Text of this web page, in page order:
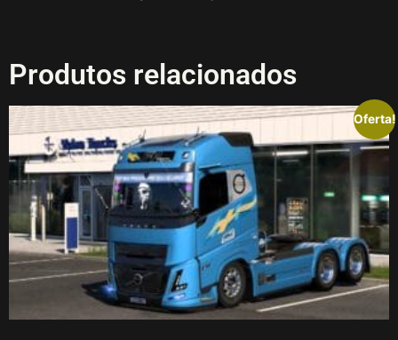
Produtos relacionados
Oferta!